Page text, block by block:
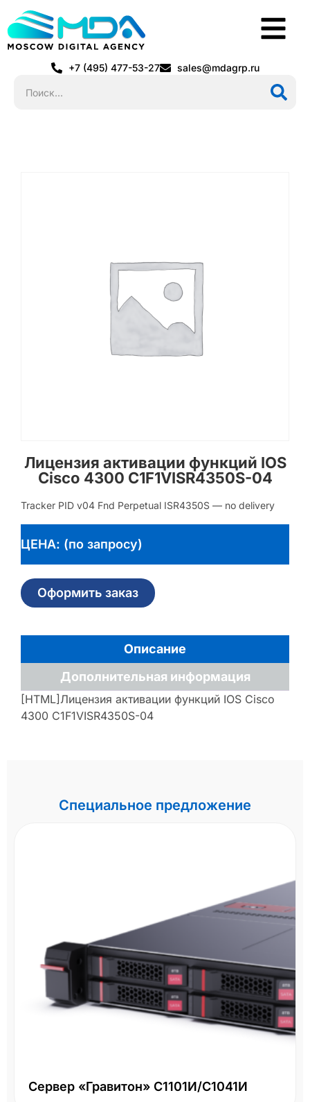
+7 (495) 477-53-27 sales@mdagrp.ru
Лицензия активации функций IOS
Cisco 4300 C1F1VISR4350S-04
Tracker PID v04 Fnd Perpetual ISR4350S — no delivery
ЦЕНА: (по запросу)
Оформить заказ
Описание
Дополнительная информация
[HTML]Лицензия активации функций IOS Cisco
4300 C1F1VISR4350S-04
Специальное предложение
Сервер «Гравитон» С1101И/С1041И